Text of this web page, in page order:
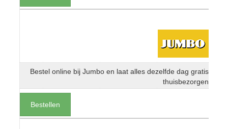
Bestel online bij Jumbo en laat alles dezelfde dag gratis
thuisbezorgen
Bestellen